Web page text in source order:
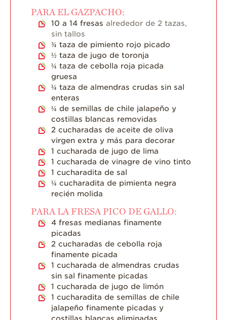
PARA EL GAZPACHO:
10 a 14 fresas alrededor de 2 tazas,
sin tallos
¾ taza de pimiento rojo picado
½ taza de jugo de toronja
¼ taza de cebolla roja picada
gruesa
¼ taza de almendras crudas sin sal
enteras
¼ de semillas de chile jalapeño y
costillas blancas removidas
2 cucharadas de aceite de oliva
virgen extra y más para decorar
1 cucharada de jugo de lima
1 cucharada de vinagre de vino tinto
1 cucharadita de sal
¼ cucharadita de pimienta negra
recién molida
PARA LA FRESA PICO DE GALLO:
4 fresas medianas finamente
picadas
2 cucharadas de cebolla roja
finamente picada
1 cucharada de almendras crudas
sin sal finamente picadas
1 cucharada de jugo de limón
1 cucharadita de semillas de chile
jalapeño finamente picadas y